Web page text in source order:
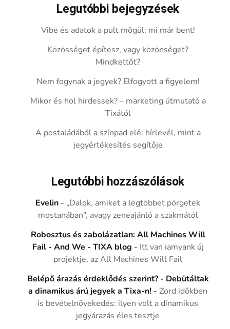
Legutóbbi bejegyzések
Vibe és adatok a pult mögül: mi már bent!
Közösséget építesz, vagy közönséget?
Mindkettőt?
Nem fogynak a jegyek? Elfogyott a figyelem!
Mikor és hol hirdessek? – marketing útmutató a
Tixától
A postaládából a színpad elé: hírlevél, mint a
jegyértékesítés segítője
Legutóbbi hozzászólások
Evelin - „Dalok, amiket a legtöbbet pörgetek
mostanában”, avagy zeneajánló a szakmától
Robosztus és zabolázatlan: All Machines Will
Fail - And We - TIXA blog - Itt van iamyank új
projektje, az All Machines Will Fail
Belépő árazás érdeklődés szerint? - Debütáltak
a dinamikus árú jegyek a Tixa-n! -Zord időkben
is bevételnövekedés: ilyen volt a dinamikus
jegyárazás éles tesztje